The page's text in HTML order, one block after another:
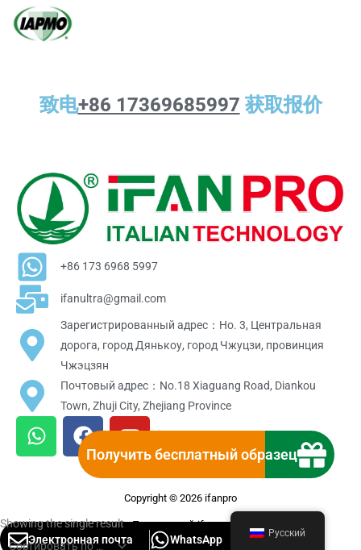
Showing the single result
Получить бесплатный образец
致电+86 17369685997 获取报价
+86 173 6968 5997
ifanultra@gmail.com
Зарегистрированный адрес：Но. 3, Центральная
дорога, город Дянькоу, город Чжуцзи, провинция
Чжэцзян
Почтовый адрес：No.18 Xiaguang Road, Diankou
Town, Zhuji City, Zhejiang Province
W
h
a
F
a
c
o
Y
u
t
u
b
Электронная почта WhatsApp
Copyright © 2026 ifanpro
Поверенный ifanpro
Русский